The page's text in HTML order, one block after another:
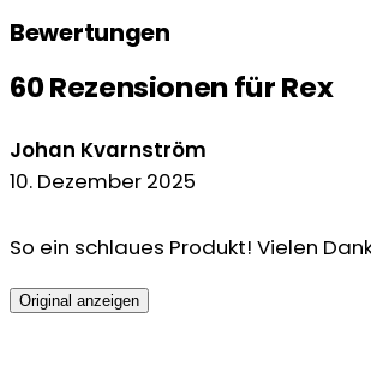
Bewertungen
60 Rezensionen fürRex
Johan Kvarnström
10. Dezember 2025
So ein schlaues Produkt! Vielen
Original anzeigen